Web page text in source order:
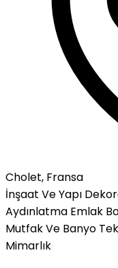
Cholet, Fransa
İnşaat Ve Yapı
Aydınlatma Emlak
Mutfak Ve Banyo
Mimarlık